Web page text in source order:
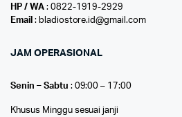
HP / WA: 0822-1919-2929
Email : bladiostore.id@gmail.com
JAM OPERASIONAL
Senin – Sabtu : 09:00 – 17:00
Khusus Minggu sesuai janji